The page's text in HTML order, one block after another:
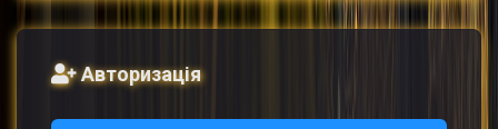
Авторизація